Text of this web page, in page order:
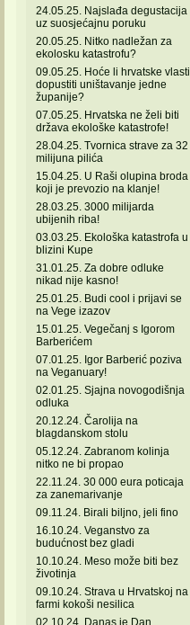
24.05.25. Najslađa degustacija
uz suosjećajnu poruku
20.05.25. Nitko nadležan za
ekolosku katastrofu?
09.05.25. Hoće li hrvatske vlasti
dopustiti uništavanje jedne
županije?
07.05.25. Hrvatska ne želi biti
država ekološke katastrofe!
28.04.25. Tvornica strave za 32
milijuna pilića
15.04.25. U Raši olupina broda
koji je prevozio na klanje!
28.03.25. 3000 milijarda
ubijenih riba!
03.03.25. Ekološka katastrofa u
blizini Kupe
31.01.25. Za dobre odluke
nikad nije kasno!
25.01.25. Budi cool i prijavi se
na Vege izazov
15.01.25. Vegečanj s Igorom
Barberićem
07.01.25. Igor Barberić poziva
na Veganuary!
02.01.25. Sjajna novogodišnja
odluka
20.12.24. Čarolija na
blagdanskom stolu
05.12.24. Zabranom kolinja
nitko ne bi propao
22.11.24. 30 000 eura poticaja
za zanemarivanje
09.11.24. Birali biljno, jeli fino
16.10.24. Veganstvo za
budućnost bez gladi
10.10.24. Meso može biti bez
životinja
09.10.24. Strava u Hrvatskoj na
farmi kokoši nesilica
02.10.24. Danas je Dan